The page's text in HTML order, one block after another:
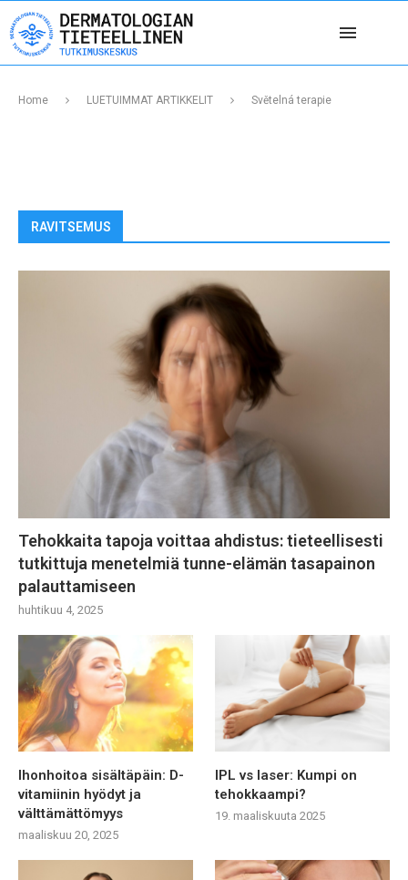
Home LUETUIMMAT ARTIKKELIT Světelná terapie
RAVITSEMUS
Tehokkaita tapoja voittaa ahdistus: tieteellisesti
tutkittuja menetelmiä tunne-elämän tasapainon
palauttamiseen
huhtikuu 4, 2025
Ihonhoitoa sisältäpäin: D-
vitamiinin hyödyt ja
välttämättömyys
maaliskuu 20, 2025
IPL vs laser: Kumpi on
tehokkaampi?
19. maaliskuuta 2025